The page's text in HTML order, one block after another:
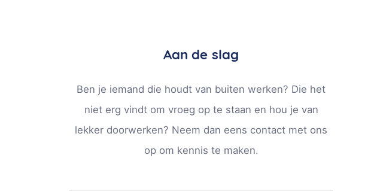
Aan de slag
Ben je iemand die houdt van buiten werken? Die het
niet erg vindt om vroeg op te staan en hou je van
lekker doorwerken? Neem dan eens contact met ons
op om kennis te maken.